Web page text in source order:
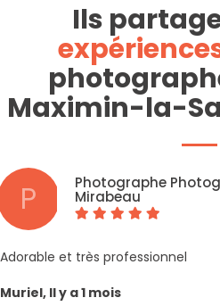
Ils
Maximin-la-
P Photographe
Mirabeau
Adorable et très professionnel
Muriel, Il y a 1 mois